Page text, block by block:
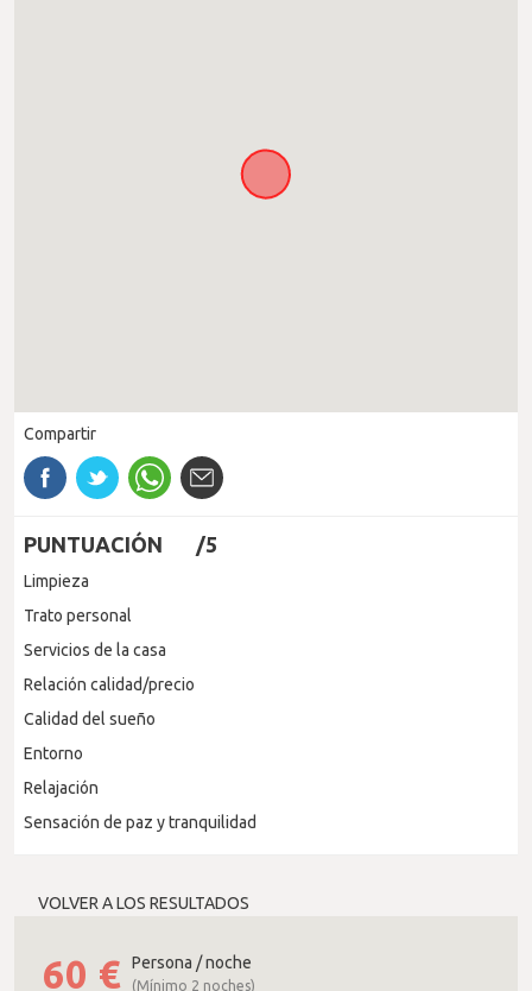
Compartir
PUNTUACIÓN /5
Limpieza
Trato personal
Servicios de la casa
Relación calidad/precio
Calidad del sueño
Entorno
Relajación
Sensación de paz y tranquilidad
VOLVER A LOS RESULTADOS
60 € Persona / noche
(Mínimo 2 noches)